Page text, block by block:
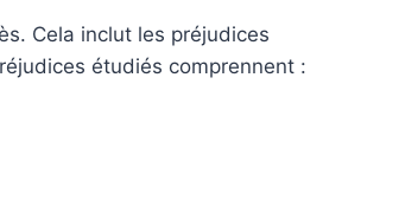
Cela inclut les préjudices
étudiés comprennent :